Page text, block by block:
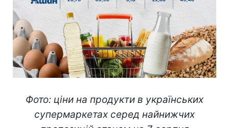
Фото: ціни на продукти в українських
супермаркетах серед найнижчих